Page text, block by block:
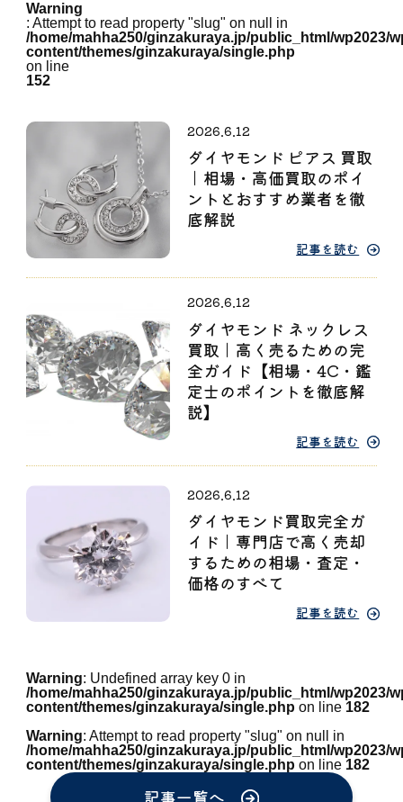
Warning
: Attempt to read property "slug" on null in
/home/mahha250/ginzakuraya.jp/public_html/wp2023/
content/themes/ginzakuraya/single.php
on line
152
2026.6.12
ダイヤモンド ピアス 買取
｜相場・高価買取のポイ
ントとおすすめ業者を徹
底解説
記事を読む
2026.6.12
ダイヤモンド ネックレス
買取｜高く売るための完
全ガイド【相場・4C・鑑
定士のポイントを徹底解
説】
記事を読む
2026.6.12
ダイヤモンド買取完全ガ
イド｜専門店で高く売却
するための相場・査定・
価格のすべて
記事を読む
Warning: Undefined array key 0 in
/home/mahha250/ginzakuraya.jp/public_html/wp2023/
content/themes/ginzakuraya/single.php on line 182
Warning: Attempt to read property "slug" on null in
/home/mahha250/ginzakuraya.jp/public_html/wp2023/
content/themes/ginzakuraya/single.php on line 182
記事一覧へ